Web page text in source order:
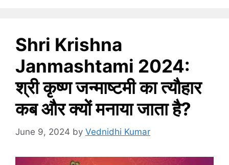
Shri Krishna
Janmashtami 2024:
श्री कृष्ण जन्माष्टमी का त्यौहार
कब और क्यों मनाया जाता है?
June 9, 2024 by Vednidhi Kumar